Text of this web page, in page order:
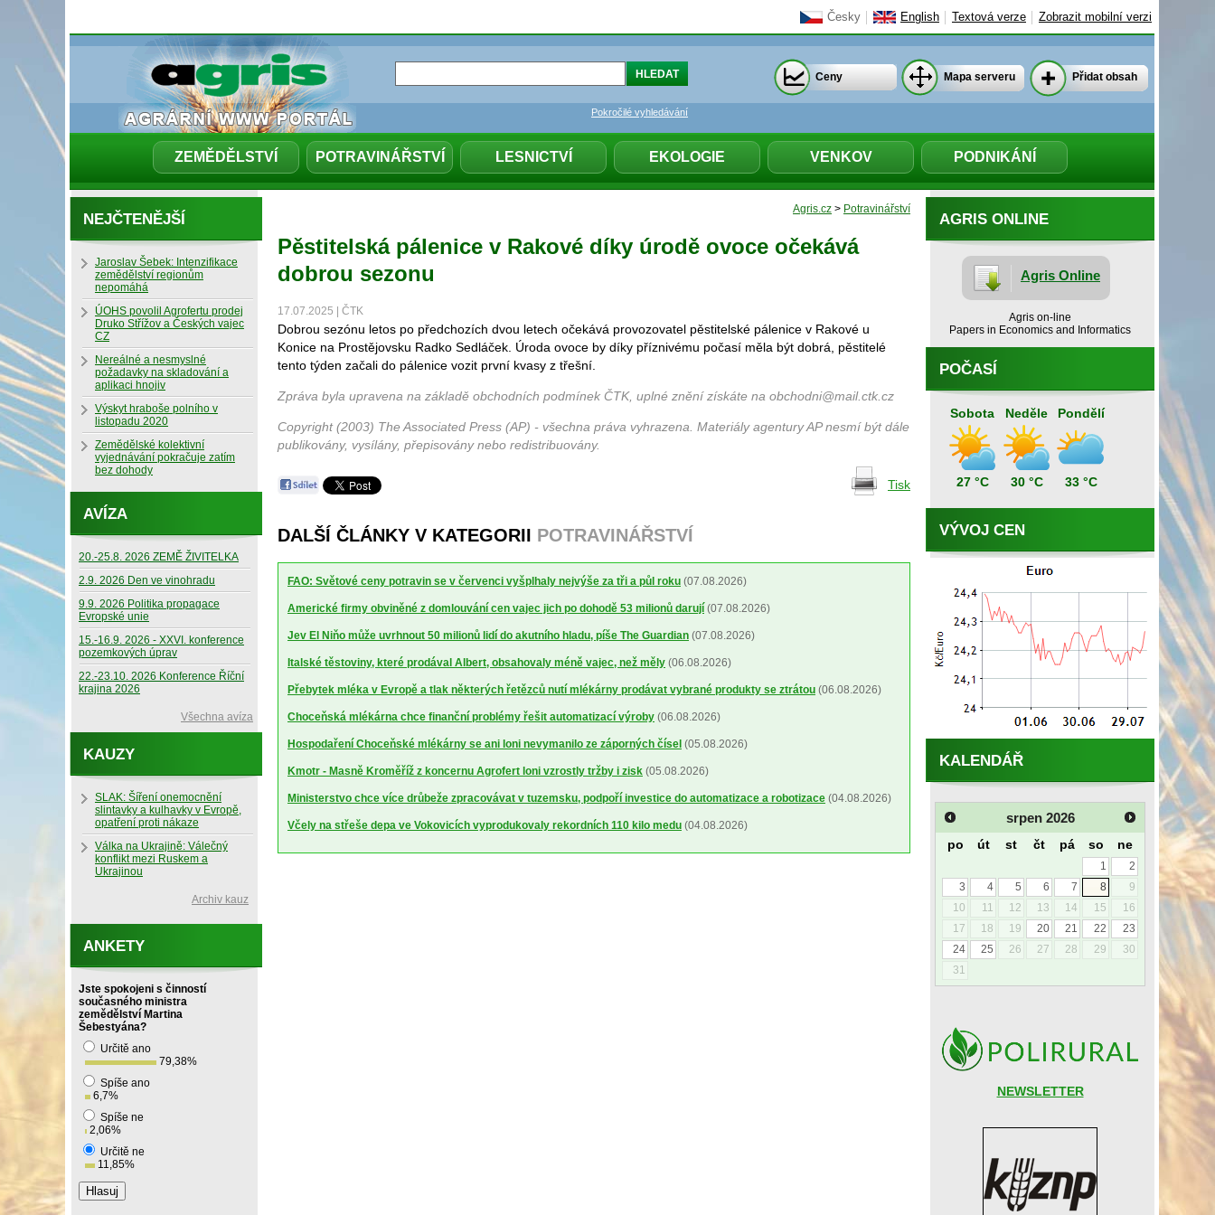
Česky English Textová verze Zobrazit mobilní verzi
ZEMĚDĚLSTVÍ POTRAVINÁŘSTVÍ LESNICTVÍ EKOLOGIE VENKOV PODNIKÁNÍ
Pokročilé vyhledávání
Ceny Mapa serveru Přidat obsah
Agris.cz > Potravinářství
Pěstitelská pálenice v Rakové díky úrodě ovoce očekává
dobrou sezonu
17.07.2025 | ČTK
Dobrou sezónu letos po předchozích dvou letech očekává provozovatel pěstitelské pálenice v Rakové u
Konice na Prostějovsku Radko Sedláček. Úroda ovoce by díky příznivému počasí měla být dobrá, pěstitelé
tento týden začali do pálenice vozit první kvasy z třešní.
Zpráva byla upravena na základě obchodních podmínek ČTK, uplné znění získáte na obchodni@mail.ctk.cz
Copyright (2003) The Associated Press (AP) - všechna práva vyhrazena. Materiály agentury AP nesmí být dále
publikovány, vysílány, přepisovány nebo redistribuovány.
Tisk
DALŠÍ ČLÁNKY V KATEGORII POTRAVINÁŘSTVÍ
FAO: Světové ceny potravin se v červenci vyšplhaly nejvýše za tři a půl roku (07.08.2026)
Americké firmy obviněné z domlouvání cen vajec jich po dohodě 53 milionů darují (07.08.2026)
Jev El Niňo může uvrhnout 50 milionů lidí do akutního hladu, píše The Guardian (07.08.2026)
Italské těstoviny, které prodával Albert, obsahovaly méně vajec, než měly (06.08.2026)
Přebytek mléka v Evropě a tlak některých řetězců nutí mlékárny prodávat vybrané produkty se ztrátou (06.08.2026)
Choceňská mlékárna chce finanční problémy řešit automatizací výroby (06.08.2026)
Hospodaření Choceňské mlékárny se ani loni nevymanilo ze záporných čísel (05.08.2026)
Kmotr - Masně Kroměříž z koncernu Agrofert loni vzrostly tržby i zisk (05.08.2026)
Ministerstvo chce více drůbeže zpracovávat v tuzemsku, podpoří investice do automatizace a robotizace (04.08.2026)
Včely na střeše depa ve Vokovicích vyprodukovaly rekordních 110 kilo medu (04.08.2026)
AGRIS ONLINE
Agris Online
Agris on-line
Papers in Economics and Informatics
POČASÍ
Sobota
27 °C
Neděle
30 °C
Pondělí
33 °C
VÝVOJ CEN
KALENDÁŘ
srpen 2026
po út st čt pá so ne
1
2
3
4 5 6 7 8
9
10
11 12 13 14 15
16
17
18 19 20 21 22
23
24
25 26 27 28 29
30
31
NEWSLETTER
NEJČTENĚJŠÍ
Jaroslav Šebek: Intenzifikace
zemědělství regionům
nepomáhá
ÚOHS povolil Agrofertu prodej
Druko Střížov a Českých vajec
CZ
Nereálné a nesmyslné
požadavky na skladování a
aplikaci hnojiv
Výskyt hraboše polního v
listopadu 2020
Zemědělské kolektivní
vyjednávání pokračuje zatím
bez dohody
AVÍZA
20.-25.8. 2026 ZEMĚ ŽIVITELKA
2.9. 2026 Den ve vinohradu
9.9. 2026 Politika propagace
Evropské unie
15.-16.9. 2026 - XXVI. konference
pozemkových úprav
22.-23.10. 2026 Konference Říční
krajina 2026
Všechna avíza
KAUZY
SLAK: Šíření onemocnění
slintavky a kulhavky v Evropě,
opatření proti nákaze
Válka na Ukrajině: Válečný
konflikt mezi Ruskem a
Ukrajinou
Archiv kauz
ANKETY
Jste spokojeni s činností
současného ministra
zemědělství Martina
Šebestyána?
Určitě ano
79,38%
Spíše ano
6,7%
Spíše ne
2,06%
Určitě ne
11,85%